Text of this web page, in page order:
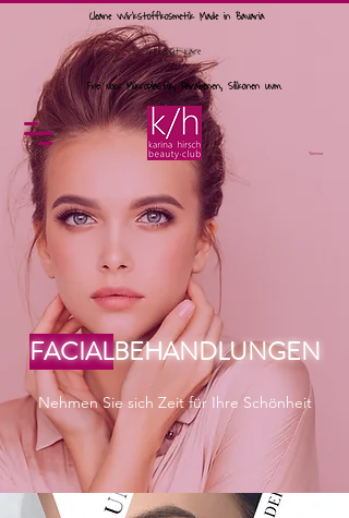
Cleane Wirkstoffkosmetik Made in Bavaria
khbeautycare
Frei von: Mikroplastik, Parabenen, Silikonen uvm.
Menü
Termine
FACIALBEHANDLUNGEN
Nehmen Sie sich Zeit für Ihre Schönheit